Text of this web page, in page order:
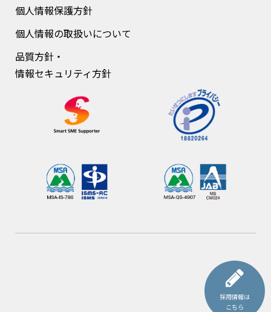
採用情報は
こちら
個人情報保護方針
個人情報の取扱いについて
品質方針・
情報セキュリティ方針